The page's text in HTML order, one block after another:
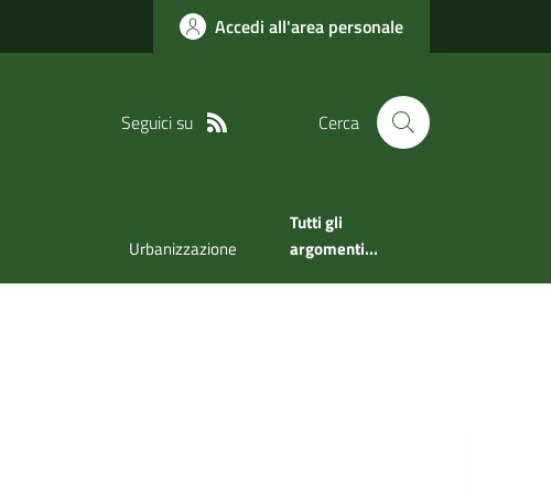
Accedi all'area personale
Seguici su Cerca
Urbanizzazione
Tutti gli
argomenti...